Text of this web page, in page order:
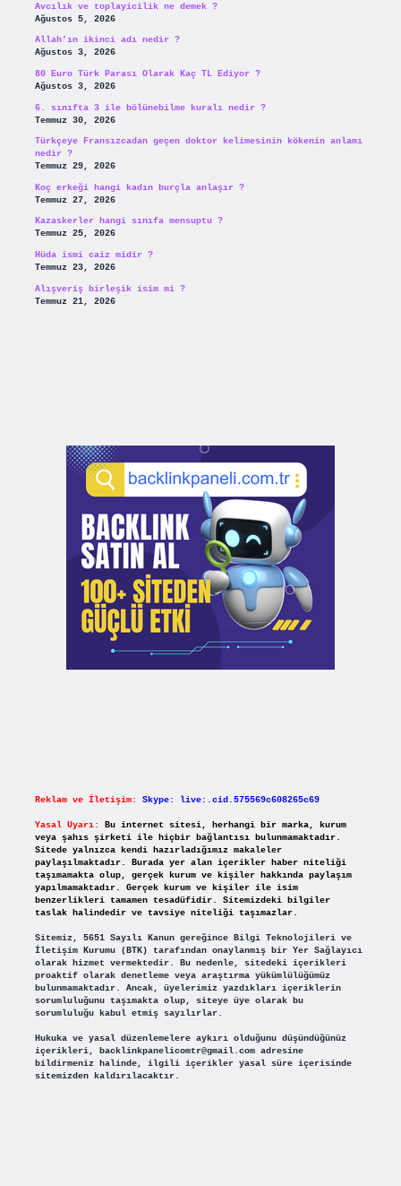
Avcılık ve toplayicilik ne demek ?
Ağustos 5, 2026
Allah’ın ikinci adı nedir ?
Ağustos 3, 2026
80 Euro Türk Parası Olarak Kaç TL Ediyor ?
Ağustos 3, 2026
6. sınıfta 3 ile bölünebilme kuralı nedir ?
Temmuz 30, 2026
Türkçeye Fransızcadan geçen doktor kelimesinin kökenin anlamı
nedir ?
Temmuz 29, 2026
Koç erkeği hangi kadın burçla anlaşır ?
Temmuz 27, 2026
Kazaskerler hangi sınıfa mensuptu ?
Temmuz 25, 2026
Hüda ismi caiz midir ?
Temmuz 23, 2026
Alışveriş birleşik isim mi ?
Temmuz 21, 2026
Reklam ve İletişim: Skype: live:.cid.575569c608265c69
Yasal Uyarı:
Bu internet sitesi, herhangi bir marka, kurum
veya şahıs şirketi ile hiçbir bağlantısı bulunmamaktadır.
Sitede yalnızca kendi hazırladığımız makaleler
paylaşılmaktadır. Burada yer alan içerikler haber niteliği
taşımamakta olup, gerçek kurum ve kişiler hakkında paylaşım
yapılmamaktadır. Gerçek kurum ve kişiler ile isim
benzerlikleri tamamen tesadüfidir. Sitemizdeki bilgiler
taslak halindedir ve tavsiye niteliği taşımazlar.
Sitemiz, 5651 Sayılı Kanun gereğince Bilgi Teknolojileri ve
İletişim Kurumu (BTK) tarafından onaylanmış bir Yer Sağlayıcı
olarak hizmet vermektedir. Bu nedenle, sitedeki içerikleri
proaktif olarak denetleme veya araştırma yükümlülüğümüz
bulunmamaktadır. Ancak, üyelerimiz yazdıkları içeriklerin
sorumluluğunu taşımakta olup, siteye üye olarak bu
sorumluluğu kabul etmiş sayılırlar.
Hukuka ve yasal düzenlemelere aykırı olduğunu düşündüğünüz
içerikleri, backlinkpanelicomtr@gmail.comadresine
bildirmeniz halinde, ilgili içerikler yasal süre içerisinde
sitemizden kaldırılacaktır.